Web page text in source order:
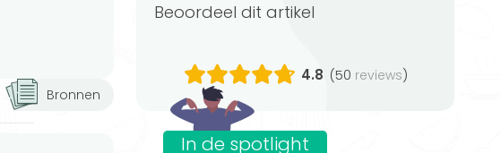
Bronnen
Beoordeel dit artikel
4.8 (50 reviews)
In de spotlight